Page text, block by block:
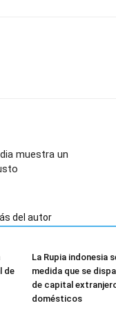
muestra un
del autor
de
La Rupia indonesia
medida que se
de capital
domésticos